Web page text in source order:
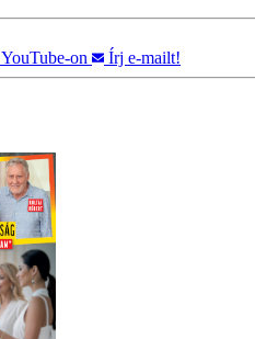
YouTube-on Írj e-mailt!